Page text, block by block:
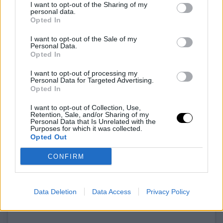
I want to opt-out of the Sharing of my
personal data.
Opted In
I want to opt-out of the Sale of my
Personal Data.
Opted In
I want to opt-out of processing my
Personal Data for Targeted Advertising.
Opted In
I want to opt-out of Collection, Use,
Retention, Sale, and/or Sharing of my
Personal Data that Is Unrelated with the
Purposes for which it was collected.
Opted Out
CONFIRM
Data Deletion Data Access Privacy Policy